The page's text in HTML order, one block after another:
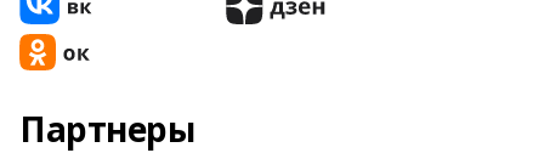
Партнеры